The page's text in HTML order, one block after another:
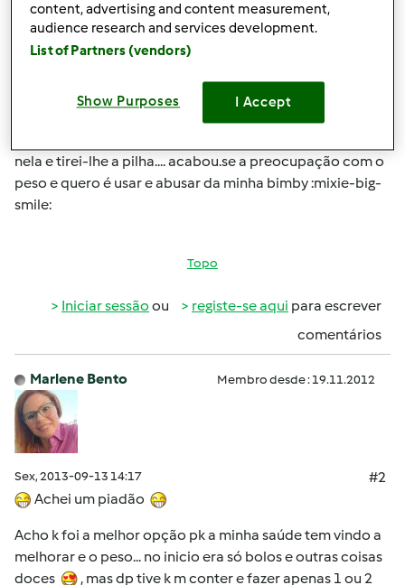
comer. confiei nela, maldita a hora... quase 3 meses
depois da bimby ter entado cá em casa a minha balança
do quarto respondeu-me:-JÁ NÃO AGUENTO CONTIGO,
:mixie-crying: confesso que a escolha deixou-me triste,
ate chorei mas teve mesmo que ser... não tive outra
nela e tirei-lhe a pilha.... acabou.se a preocupação com o
peso e quero é usar e abusar da minha bimby :mixie-big-
smile:
Topo
Iniciar sessão ou registe-se aqui para escrever
comentários
Marlene Bento Membro desde : 19.11.2012
Sex, 2013-09-13 14:17
#2
Achei um piadão
Acho k foi a melhor opção pk a minha saúde tem vindo a
melhorar e o peso... no inicio era só bolos e outras coisas
doces
, mas dp tive k m conter e fazer apenas 1 ou 2
content, advertising and content measurement,
audience research and services development.
List of Partners (vendors)
Show Purposes I Accept